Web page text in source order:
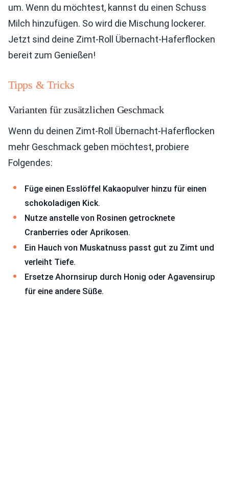
um. Wenn du möchtest, kannst du einen Schuss
Milch hinzufügen. So wird die Mischung lockerer.
Jetzt sind deine Zimt-Roll Übernacht-Haferflocken
bereit zum Genießen!
Tipps & Tricks
Varianten für zusätzlichen Geschmack
Wenn du deinen Zimt-Roll Übernacht-Haferflocken
mehr Geschmack geben möchtest, probiere
Folgendes:
Füge einen Esslöffel Kakaopulver hinzu für einen
schokoladigen Kick.
Nutze anstelle von Rosinen getrocknete
Cranberries oder Aprikosen.
Ein Hauch von Muskatnuss passt gut zu Zimt und
verleiht Tiefe.
Ersetze Ahornsirup durch Honig oder Agavensirup
für eine andere Süße.